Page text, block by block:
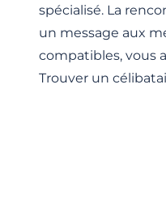
spécialisé. La
un message aux
compatibles, vous
Trouver un